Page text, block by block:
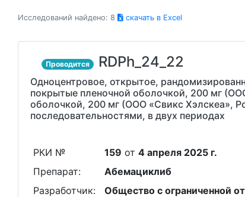
Исследований найдено: 8 скачать в Excel
Проводится RDPh_24_22
Одноцентровое, открытое,
покрытые пленочной оболочкой, 200 мг
оболочкой, 200 мг (ООО «Свикс Хэлскеа»,
последовательностями, в двух периодах
РКИ № 159 от 4 апреля 2025 г.
Препарат:
Абемациклиб
Разработчик:
Общество с ограниченной